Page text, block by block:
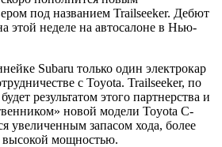
под названием Trailseeker. Дебют
этой неделе на автосалоне в Нью-
Subaru только один электрокар
с Toyota. Trailseeker, по
результатом этого партнерства и
новой модели Toyota C-
увеличенным запасом хода, более
высокой мощностью.